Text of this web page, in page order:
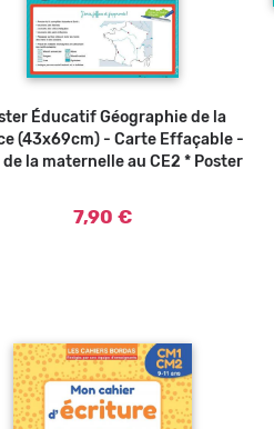
Ajouter au panier
Éducatif Géographie de la
(43x69cm) - Carte Effaçable -
de la maternelle au CE2 * Poster
7,90 €